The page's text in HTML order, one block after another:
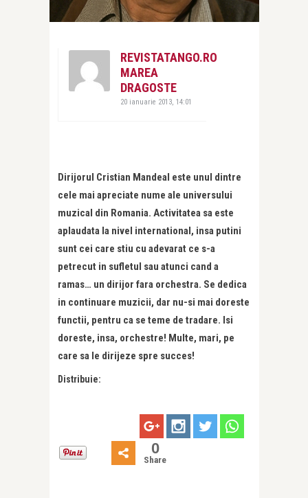
REVISTATANGO.RO
MAREA
DRAGOSTE
20 ianuarie 2013, 14:01
Dirijorul Cristian Mandeal este unul dintre
cele mai apreciate nume ale universului
muzical din Romania. Activitatea sa este
aplaudata la nivel international, insa putini
sunt cei care stiu cu adevarat ce s-a
petrecut in sufletul sau atunci cand a
ramas… un dirijor fara orchestra. Se dedica
in continuare muzicii, dar nu-si mai doreste
functii, pentru ca se teme de tradare. Isi
doreste, insa, orchestre! Multe, mari, pe
care sa le dirijeze spre succes!
Distribuie:
0
Share